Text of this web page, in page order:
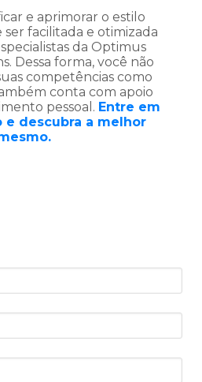
e aprimorar o estilo
facilitada e otimizada
da Optimus
Dessa forma, você não
competências como
conta com apoio
pessoal. Entre em
e descubra a melhor